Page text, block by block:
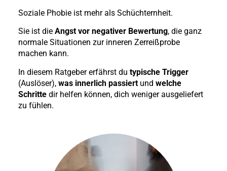
Soziale Phobie ist mehr als Schüchternheit.
Sie ist die Angst vor negativer Bewertung, die ganz
normale Situationen zur inneren Zerreißprobe
machen kann.
In diesem Ratgeber erfährst du typische Trigger
(Auslöser), was innerlich passiert und welche
Schritte dir helfen können, dich weniger ausgeliefert
zu fühlen.